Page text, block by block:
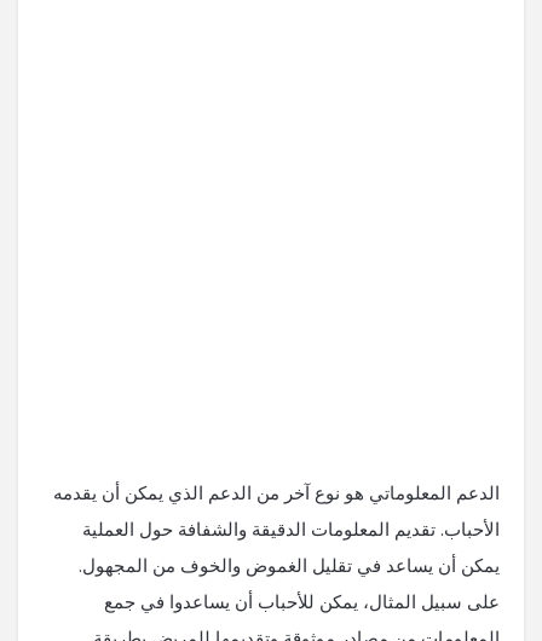
الدعم المعلوماتي هو نوع آخر من الدعم الذي يمكن أن يقدمه
الأحباب. تقديم المعلومات الدقيقة والشفافة حول العملية
يمكن أن يساعد في تقليل الغموض والخوف من المجهول.
على سبيل المثال، يمكن للأحباب أن يساعدوا في جمع